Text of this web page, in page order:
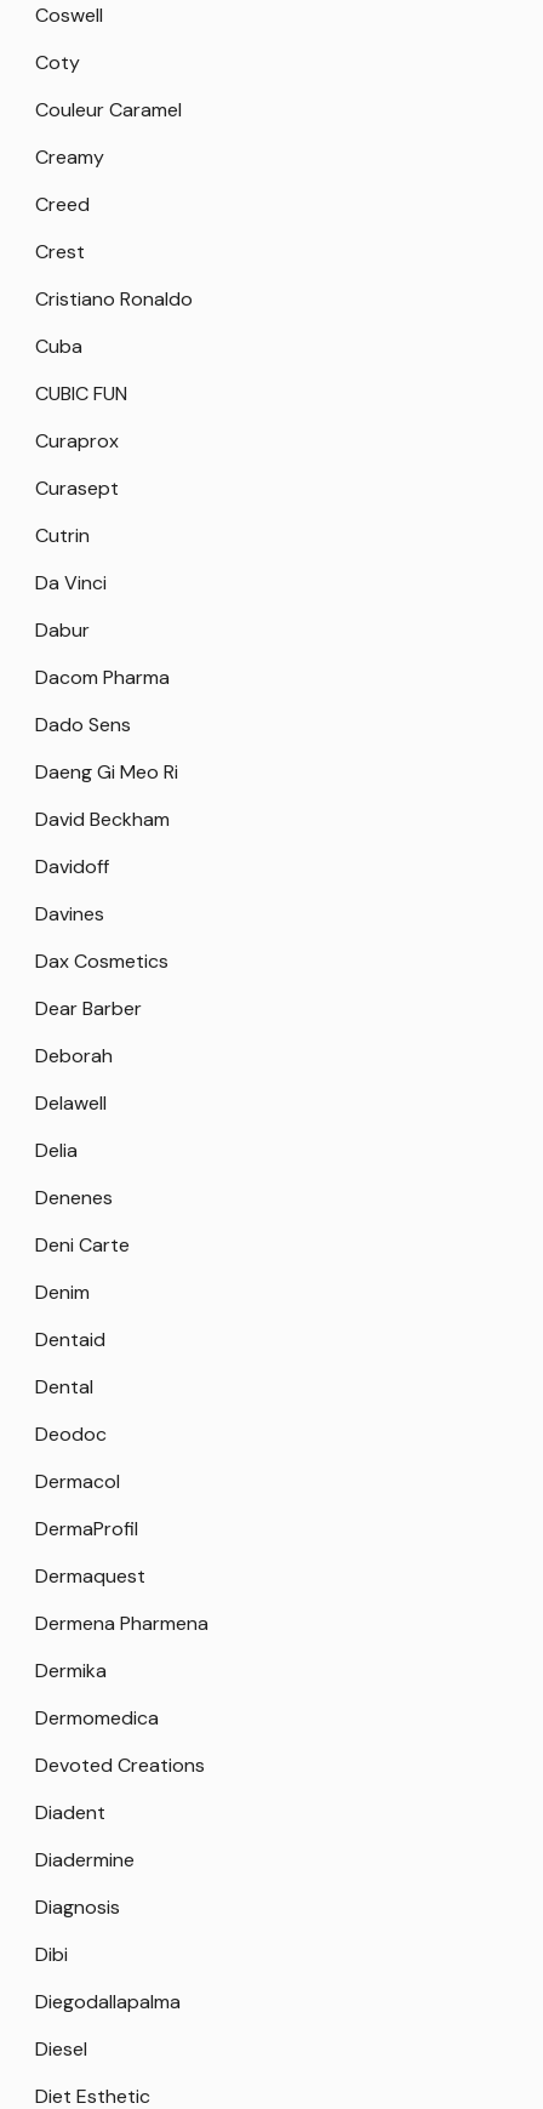
Coswell
Coty
Couleur Caramel
Creamy
Creed
Crest
Cristiano Ronaldo
Cuba
CUBIC FUN
Curaprox
Curasept
Cutrin
Da Vinci
Dabur
Dacom Pharma
Dado Sens
Daeng Gi Meo Ri
David Beckham
Davidoff
Davines
Dax Cosmetics
Dear Barber
Deborah
Delawell
Delia
Denenes
Deni Carte
Denim
Dentaid
Dental
Deodoc
Dermacol
DermaProfil
Dermaquest
Dermena Pharmena
Dermika
Dermomedica
Devoted Creations
Diadent
Diadermine
Diagnosis
Dibi
Diegodallapalma
Diesel
Diet Esthetic